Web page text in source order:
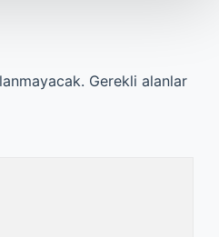
Gerekli alanlar